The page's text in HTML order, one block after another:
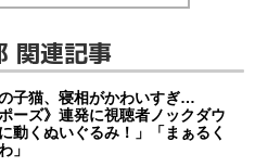
関連記事
子猫、寝相がかわいすぎ…
ーズ》連発に視聴者ノックダウ
動くぬいぐるみ！」「まぁるく
」